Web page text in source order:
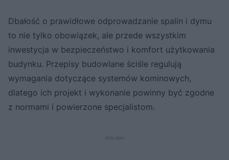
Dbałość o prawidłowe odprowadzanie spalin i dymu
to nie tylko obowiązek, ale przede wszystkim
inwestycja w bezpieczeństwo i komfort użytkowania
budynku. Przepisy budowlane ściśle regulują
wymagania dotyczące systemów kominowych,
dlatego ich projekt i wykonanie powinny być zgodne
z normami i powierzone specjalistom.